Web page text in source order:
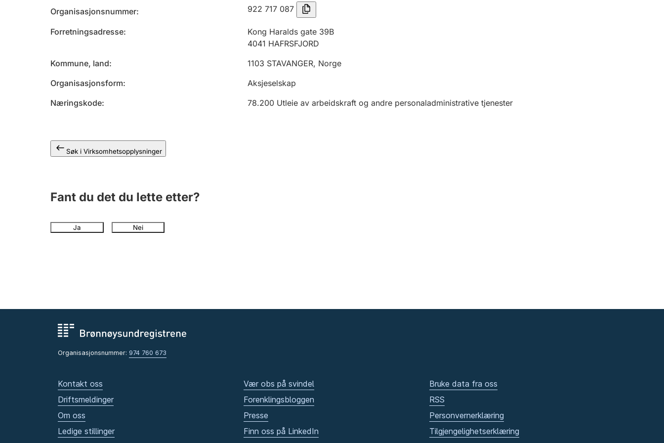
Organisasjonsnummer 922 717 087
Forretningsadresse
Kong Haralds gate 39B
4041 HAFRSFJORD
Kommune, land
1103 STAVANGER, Norge
Organisasjonsform
Aksjeselskap
Næringskode
78.200 Utleie av arbeidskraft og andre personaladministrative tjenester
Søk i Virksomhetsopplysninger
Fant du det du lette etter?
Ja Nei
Organisasjonsnummer: 974 760 673
Kontakt oss
Driftsmeldinger
Om oss
Ledige stillinger
Vær obs på svindel
Forenklingsbloggen
Presse
Finn oss på LinkedIn
Bruke data fra oss
RSS
Personvernerklæring
Tilgjengelighetserklæring